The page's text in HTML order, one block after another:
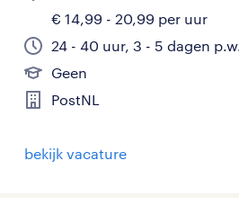
€ 14,99 - 20,99 per uur
24 - 40 uur, 3 - 5 dagen p.w.
Geen
PostNL
bekijk vacature